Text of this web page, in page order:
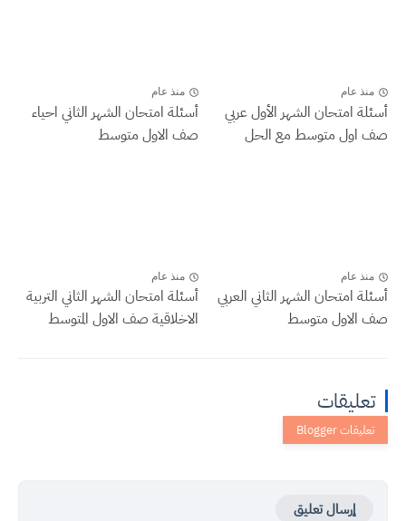
منذ عام
أسئلة امتحان الشهر الأول عربي
صف اول متوسط مع الحل
منذ عام
أسئلة امتحان الشهر الثاني احياء
صف الاول متوسط
منذ عام
أسئلة امتحان الشهر الثاني العربي
صف الاول متوسط
منذ عام
أسئلة امتحان الشهر الثاني التربية
الاخلاقية صف الاول المتوسط
تعليقات
إرسال تعليق